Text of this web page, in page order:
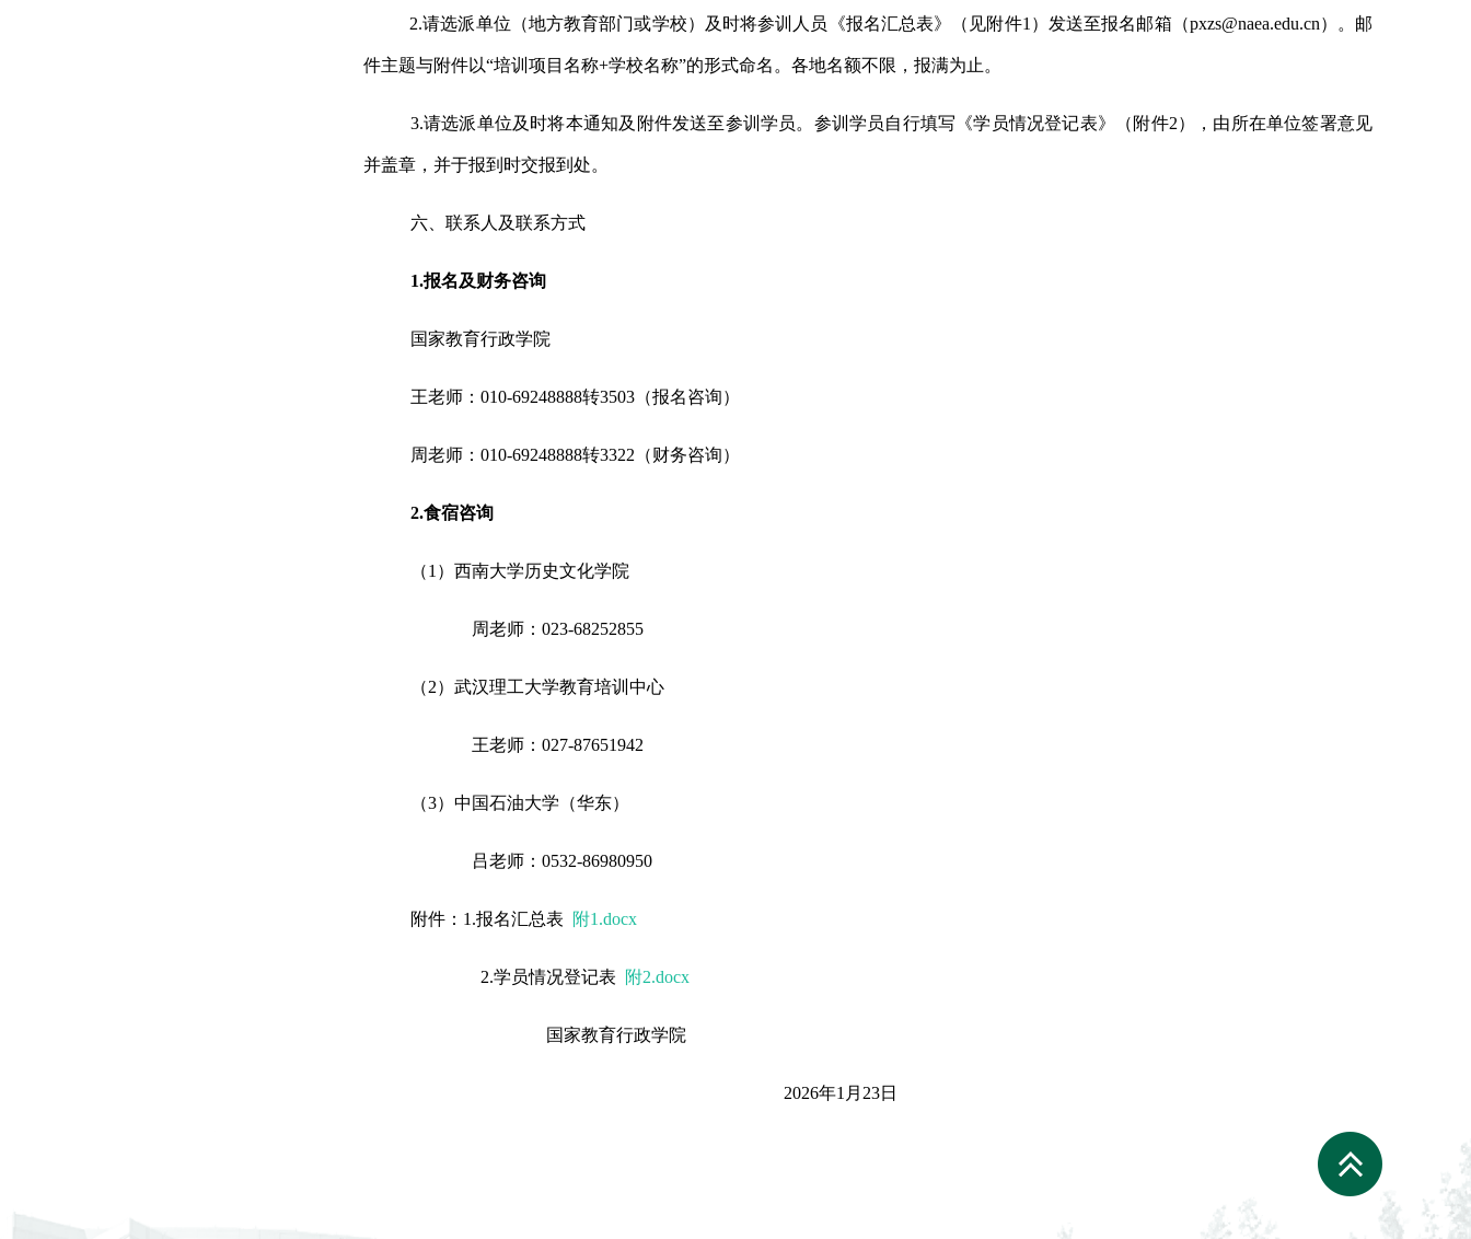
2.请选派单位（地方教育部门或学校）及时将参训人员《报名汇总表》（见附件1 ）发送至报名邮箱（pxzs@naea.edu.cn）。邮
件主题与附件以“培训项目名称+学校名称”的形式命名 。各地名额不限，报满为止。
3.请选派单位及时将本通知及附件发送至参训学员。参训学员自行填写《学员情况登记表》（附件2），由所在单位签署意见
并盖章，并于报到时交报到处。
六、联系人及联系方式
1.报名及财务咨询
国家教育行政学院
王老师： 010-69248888转3503（报名咨询）
周老师： 010-69248888转3322 （财务咨询）
2.食宿咨询
（1 ）西南大学历史文化学院
周老师： 023-68252855
（2）武汉理工大学教育培训中心
王老师： 027-87651942
（3）中国石油大学（华东）
吕老师： 0532-86980950
附件： 1.报名汇总表 附1.docx
2.学员情况登记表 附2.docx
国家教育行政学院
2026年1 月 23日